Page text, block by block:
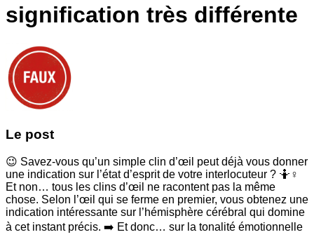
signification très différente
Le post
😉 Savez-vous qu’un simple clin d’œil peut déjà vous donner
une indication sur l’état d’esprit de votre interlocuteur ? 🤷♀️
Et non… tous les clins d’œil ne racontent pas la même
chose. Selon l’œil qui se ferme en premier, vous obtenez une
indication intéressante sur l’hémisphère cérébral qui domine
à cet instant précis. ➡️ Et donc… sur la tonalité émotionnelle